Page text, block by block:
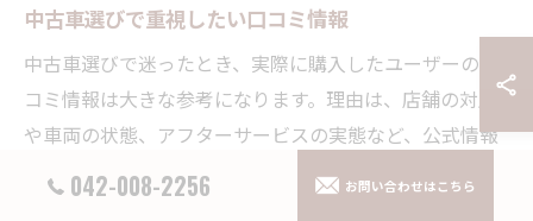
中古車選びで重視したい口コミ情報
中古車選びで迷ったとき、実際に購入したユーザーの口
コミ情報は大きな参考になります。理由は、店舗の対応
や車両の状態、アフターサービスの実態など、公式情報
だけでは分からないリアルな体験談が得られるためで
す。特に狭山市内の中古車販売店については、地域の評
042-008-2256 お問い合わせはこちら